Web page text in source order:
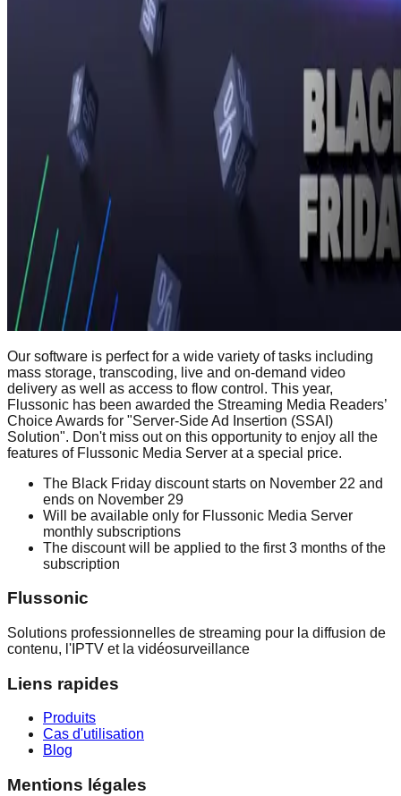
Our software is perfect for a wide variety of tasks including
mass storage, transcoding, live and on-demand video
delivery as well as access to flow control. This year,
Flussonic has been awarded the Streaming Media Readers’
Choice Awards for "Server-Side Ad Insertion (SSAI)
Solution". Don't miss out on this opportunity to enjoy all the
features of Flussonic Media Server at a special price.
The Black Friday discount starts on November 22 and
ends on November 29
Will be available only for Flussonic Media Server
monthly subscriptions
The discount will be applied to the first 3 months of the
subscription
Flussonic
Solutions professionnelles de streaming pour la diffusion de
contenu, l'IPTV et la vidéosurveillance
Liens rapides
Produits
Cas d'utilisation
Blog
Mentions légales